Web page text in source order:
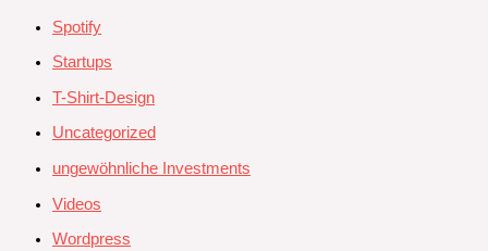
Spotify
Startups
T-Shirt-Design
Uncategorized
ungewöhnliche Investments
Videos
Wordpress